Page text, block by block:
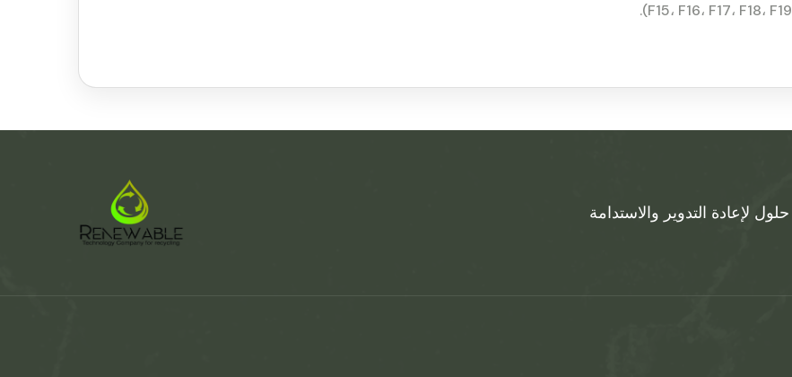
حلول لإعادة التدوير والاستدامة